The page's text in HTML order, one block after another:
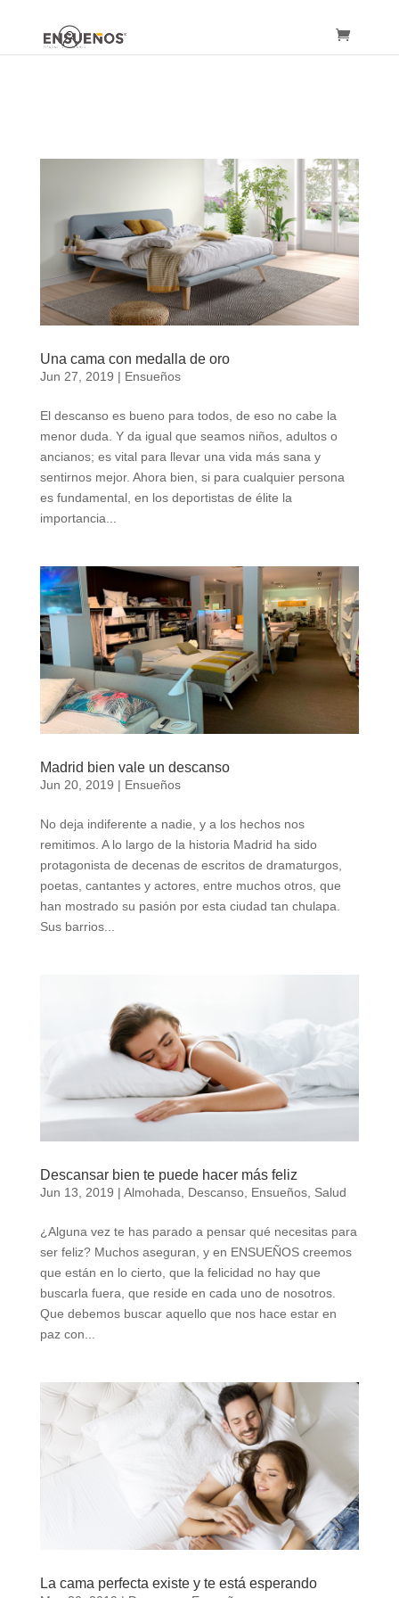
Una cama con medalla de oro
Jun 27, 2019 | Ensueños
El descanso es bueno para todos, de eso no cabe la
menor duda. Y da igual que seamos niños, adultos o
ancianos; es vital para llevar una vida más sana y
sentirnos mejor. Ahora bien, si para cualquier persona
es fundamental, en los deportistas de élite la
importancia...
Madrid bien vale un descanso
Jun 20, 2019 | Ensueños
No deja indiferente a nadie, y a los hechos nos
remitimos. A lo largo de la historia Madrid ha sido
protagonista de decenas de escritos de dramaturgos,
poetas, cantantes y actores, entre muchos otros, que
han mostrado su pasión por esta ciudad tan chulapa.
Sus barrios...
Descansar bien te puede hacer más feliz
Jun 13, 2019 | Almohada, Descanso, Ensueños, Salud
¿Alguna vez te has parado a pensar qué necesitas para
ser feliz? Muchos aseguran, y en ENSUEÑOS creemos
que están en lo cierto, que la felicidad no hay que
buscarla fuera, que reside en cada uno de nosotros.
Que debemos buscar aquello que nos hace estar en
paz con...
La cama perfecta existe y te está esperando